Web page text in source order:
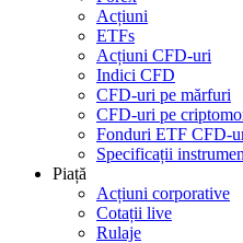
Acțiuni
ETFs
Acțiuni CFD-uri
Indici CFD
CFD-uri pe mărfuri
CFD-uri pe
Fonduri ETF CFD-
Specificații
Piață
Acțiuni corporative
Cotații live
Rulaje